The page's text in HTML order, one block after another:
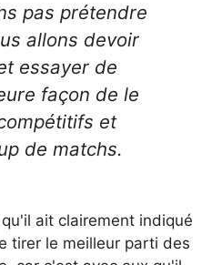
pas prétendre
allons devoir
essayer de
façon de le
et
de matchs.
ait clairement indiqué
tirer le meilleur parti des